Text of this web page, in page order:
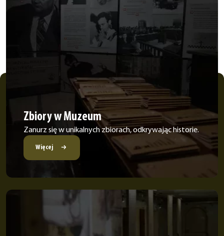
Zbiory w Muzeum
Zanurz się w unikalnych zbiorach, odkrywając historie.
Więcej